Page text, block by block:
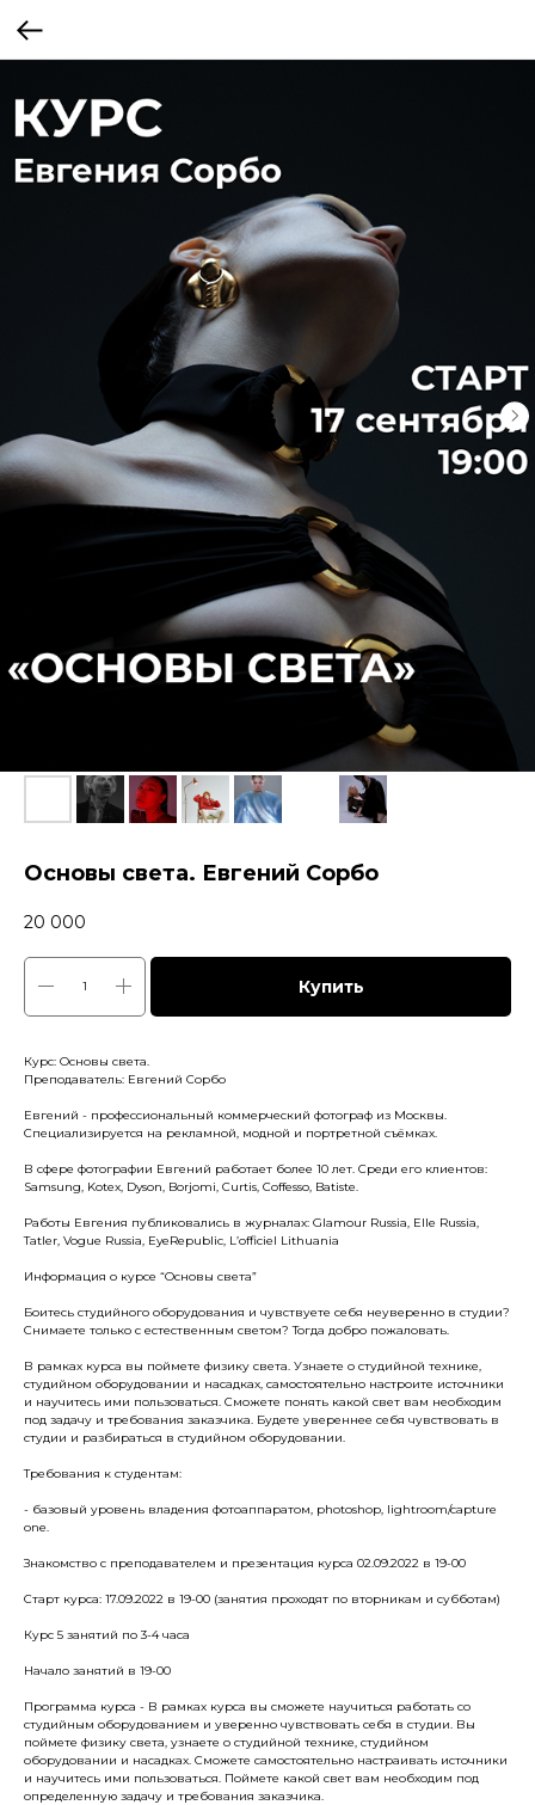
Основы света. Евгений Сорбо
20 000
Купить
Курс: Основы света.
Преподаватель: Евгений Сорбо
Евгений - профессиональный коммерческий фотограф из Москвы.
Специализируется на рекламной, модной и портретной съёмках.
В сфере фотографии Евгений работает более 10 лет. Среди его клиентов:
Samsung, Kotex, Dyson, Borjomi, Curtis, Coffesso, Batiste.
Работы Евгения публиковались в журналах: Glamour Russia, Elle Russia,
Tatler, Vogue Russia, EyeRepublic, L’officiel Lithuania
Информация о курсе “Основы света”
Боитесь студийного оборудования и чувствуете себя неуверенно в студии?
Снимаете только с естественным светом? Тогда добро пожаловать.
В рамках курса вы поймете физику света. Узнаете о студийной технике,
студийном оборудовании и насадках, самостоятельно настроите источники
и научитесь ими пользоваться. Сможете понять какой свет вам необходим
под задачу и требования заказчика. Будете увереннее себя чувствовать в
студии и разбираться в студийном оборудовании.
Требования к студентам:
- базовый уровень владения фотоаппаратом, photoshop, lightroom/capture
one.
Знакомство с преподавателем и презентация курса 02.09.2022 в 19-00
Старт курса: 17.09.2022 в 19-00 (занятия проходят по вторникам и субботам)
Курс 5 занятий по 3-4 часа
Начало занятий в 19-00
Программа курса - В рамках курса вы сможете научиться работать со
студийным оборудованием и уверенно чувствовать себя в студии. Вы
поймете физику света, узнаете о студийной технике, студийном
оборудовании и насадках. Сможете самостоятельно настраивать источники
и научитесь ими пользоваться. Поймете какой свет вам необходим под
определенную задачу и требования заказчика.